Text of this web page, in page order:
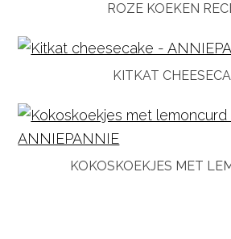
ROZE KOEKEN
KITKAT
KOKOSKOEKJES MET